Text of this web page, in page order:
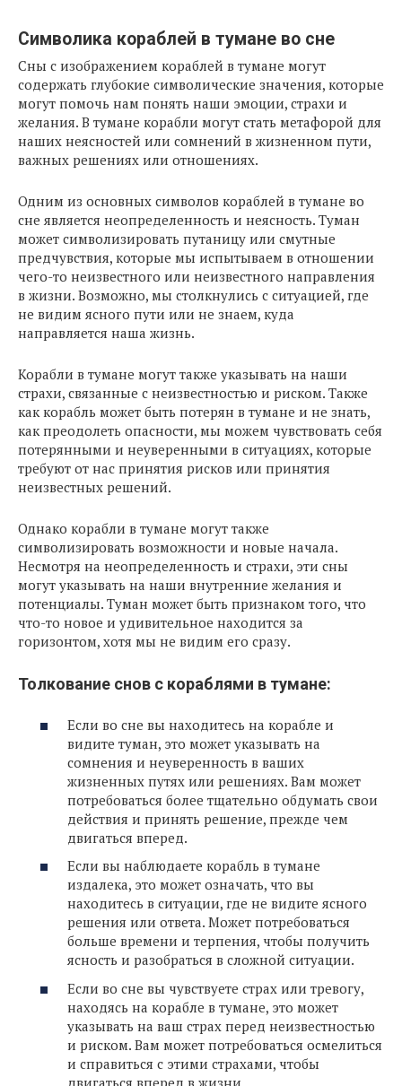
Символика кораблей в тумане во сне
Сны с изображением кораблей в тумане могут
содержать глубокие символические значения, которые
могут помочь нам понять наши эмоции, страхи и
желания. В тумане корабли могут стать метафорой для
наших неясностей или сомнений в жизненном пути,
важных решениях или отношениях.
Одним из основных символов кораблей в тумане во
сне является неопределенность и неясность. Туман
может символизировать путаницу или смутные
предчувствия, которые мы испытываем в отношении
чего-то неизвестного или неизвестного направления
в жизни. Возможно, мы столкнулись с ситуацией, где
не видим ясного пути или не знаем, куда
направляется наша жизнь.
Корабли в тумане могут также указывать на наши
страхи, связанные с неизвестностью и риском. Также
как корабль может быть потерян в тумане и не знать,
как преодолеть опасности, мы можем чувствовать себя
потерянными и неуверенными в ситуациях, которые
требуют от нас принятия рисков или принятия
неизвестных решений.
Однако корабли в тумане могут также
символизировать возможности и новые начала.
Несмотря на неопределенность и страхи, эти сны
могут указывать на наши внутренние желания и
потенциалы. Туман может быть признаком того, что
что-то новое и удивительное находится за
горизонтом, хотя мы не видим его сразу.
Толкование снов с кораблями в тумане:
Если во сне вы находитесь на корабле и
видите туман, это может указывать на
сомнения и неуверенность в ваших
жизненных путях или решениях. Вам может
потребоваться более тщательно обдумать свои
действия и принять решение, прежде чем
двигаться вперед.
Если вы наблюдаете корабль в тумане
издалека, это может означать, что вы
находитесь в ситуации, где не видите ясного
решения или ответа. Может потребоваться
больше времени и терпения, чтобы получить
ясность и разобраться в сложной ситуации.
Если во сне вы чувствуете страх или тревогу,
находясь на корабле в тумане, это может
указывать на ваш страх перед неизвестностью
и риском. Вам может потребоваться осмелиться
и справиться с этими страхами, чтобы
двигаться вперед в жизни.